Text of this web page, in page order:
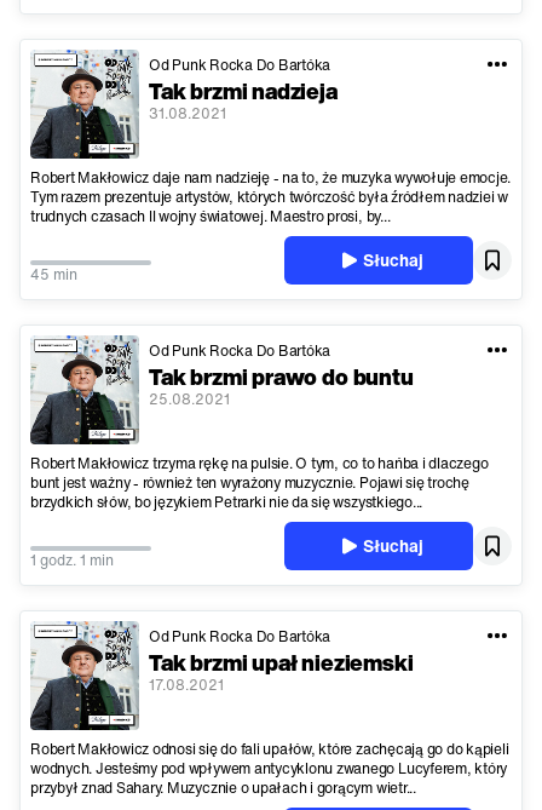
Od Punk Rocka Do Bartóka
Tak brzmi nadzieja
31.08.2021
Robert Makłowicz daje nam nadzieję - na to, że muzyka wywołuje emocje.
Tym razem prezentuje artystów, których twórczość była źródłem nadziei w
trudnych czasach II wojny światowej. Maestro prosi, by...
45 min
Słuchaj
Od Punk Rocka Do Bartóka
Tak brzmi prawo do buntu
25.08.2021
Robert Makłowicz trzyma rękę na pulsie. O tym, co to hańba i dlaczego
bunt jest ważny - również ten wyrażony muzycznie. Pojawi się trochę
brzydkich słów, bo językiem Petrarki nie da się wszystkiego...
1 godz. 1 min
Słuchaj
Od Punk Rocka Do Bartóka
Tak brzmi upał nieziemski
17.08.2021
Robert Makłowicz odnosi się do fali upałów, które zachęcają go do kąpieli
wodnych. Jesteśmy pod wpływem antycyklonu zwanego Lucyferem, który
przybył znad Sahary. Muzycznie o upałach i gorącym wietr...